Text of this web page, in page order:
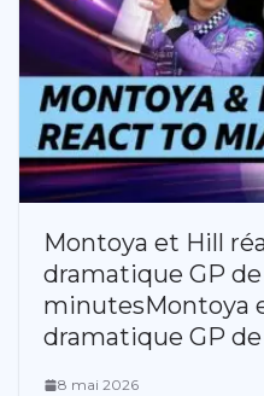
Montoya et Hill
dramatique GP
minutesMontoya
dramatique GP
8 mai 2026